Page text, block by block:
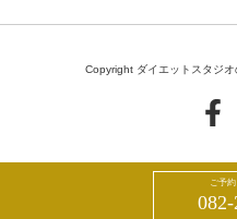
ご予
Copyright ダイエットスタジ